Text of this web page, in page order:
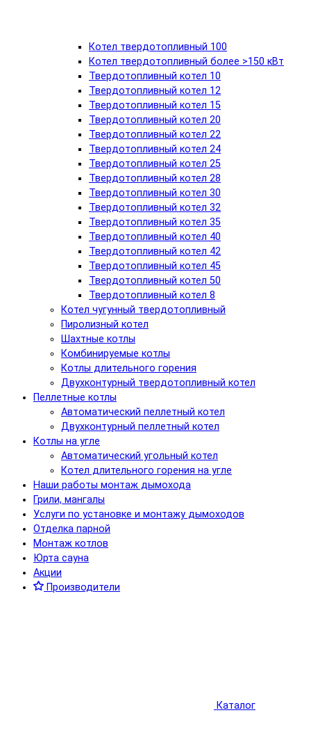
Котел твердотопливный 100
Котел твердотопливный более >150 кВт
Твердотопливный котел 10
Твердотопливный котел 12
Твердотопливный котел 15
Твердотопливный котел 20
Твердотопливный котел 22
Твердотопливный котел 24
Твердотопливный котел 25
Твердотопливный котел 28
Твердотопливный котел 30
Твердотопливный котел 32
Твердотопливный котел 35
Твердотопливный котел 40
Твердотопливный котел 42
Твердотопливный котел 45
Твердотопливный котел 50
Твердотопливный котел 8
Котел чугунный твердотопливный
Пиролизный котел
Шахтные котлы
Комбинируемые котлы
Котлы длительного горения
Двухконтурный твердотопливный котел
Пеллетные котлы
Автоматический пеллетный котел
Двухконтурный пеллетный котел
Котлы на угле
Автоматический угольный котел
Котел длительного горения на угле
Наши работы монтаж дымохода
Грили, мангалы
Услуги по установке и монтажу дымоходов
Отделка парной
Монтаж котлов
Юрта сауна
Акции
Производители
Каталог